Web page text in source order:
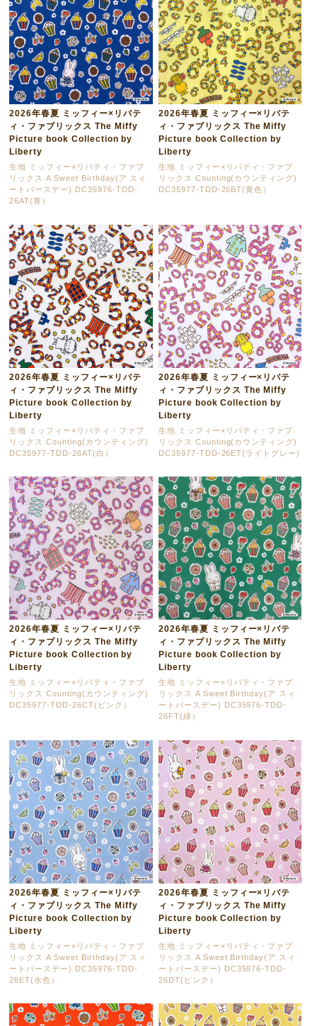
2026年春夏 ミッフィー×リバテ
ィ・ファブリックス The Miffy
Picture book Collection by
Liberty
生地 ミッフィー×リバティ・ファブ
リックス A Sweet Birthday(ア スィ
ートバースデー) DC35976-TDD-
26AT(青）
2026年春夏 ミッフィー×リバテ
ィ・ファブリックス The Miffy
Picture book Collection by
Liberty
生地 ミッフィー×リバティ・ファブ
リックス Counting(カウンティング)
DC35977-TDD-26BT(黄色）
2026年春夏 ミッフィー×リバテ
ィ・ファブリックス The Miffy
Picture book Collection by
Liberty
生地 ミッフィー×リバティ・ファブ
リックス Counting(カウンティング)
DC35977-TDD-26AT(白）
2026年春夏 ミッフィー×リバテ
ィ・ファブリックス The Miffy
Picture book Collection by
Liberty
生地 ミッフィー×リバティ・ファブ
リックス Counting(カウンティング)
DC35977-TDD-26ET(ライトグレー)
2026年春夏 ミッフィー×リバテ
ィ・ファブリックス The Miffy
Picture book Collection by
Liberty
生地 ミッフィー×リバティ・ファブ
リックス Counting(カウンティング)
DC35977-TDD-26CT(ピンク）
2026年春夏 ミッフィー×リバテ
ィ・ファブリックス The Miffy
Picture book Collection by
Liberty
生地 ミッフィー×リバティ・ファブ
リックス A Sweet Birthday(ア スィ
ートバースデー) DC35976-TDD-
26FT(緑）
2026年春夏 ミッフィー×リバテ
ィ・ファブリックス The Miffy
Picture book Collection by
Liberty
生地 ミッフィー×リバティ・ファブ
リックス A Sweet Birthday(ア スィ
ートバースデー) DC35976-TDD-
26ET(水色）
2026年春夏 ミッフィー×リバテ
ィ・ファブリックス The Miffy
Picture book Collection by
Liberty
生地 ミッフィー×リバティ・ファブ
リックス A Sweet Birthday(ア スィ
ートバースデー) DC35976-TDD-
26DT(ピンク）